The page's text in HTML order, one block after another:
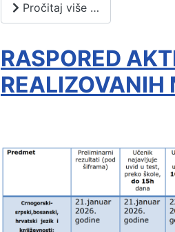
Pročitaj više …
RASPORED
REALIZOVANIH